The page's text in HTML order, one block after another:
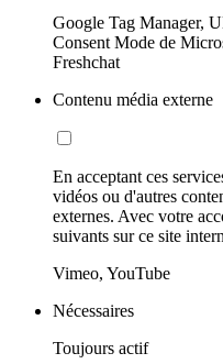
Google Tag Manager,
Consent Mode de
Freshchat
Contenu média externe
En acceptant ces
vidéos ou d'autres
externes. Avec votre
suivants sur ce site
Vimeo, YouTube
Nécessaires
Toujours actif